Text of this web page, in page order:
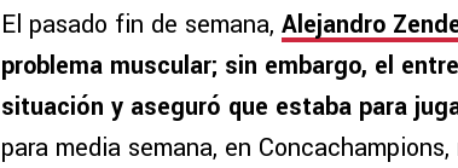
El pasado fin de semana, Alejandro
problema muscular; sin embargo, el
situación y aseguró que estaba para
para media semana, en